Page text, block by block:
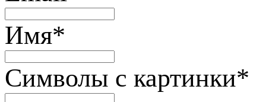
Имя*
Символы с картинки*